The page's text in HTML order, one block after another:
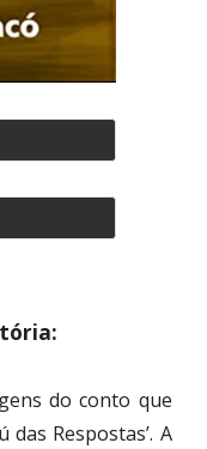
do conto que
Respostas’. A